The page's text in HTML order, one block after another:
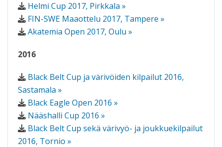
Helmi Cup 2017, Pirkkala »
FIN-SWE Maaottelu 2017, Tampere »
Akatemia Open 2017, Oulu »
2016
Black Belt Cup ja värivöiden kilpailut 2016,
Sastamala »
Black Eagle Open 2016 »
Nääshalli Cup 2016 »
Black Belt Cup sekä värivyö- ja joukkuekilpailut
2016, Tornio »